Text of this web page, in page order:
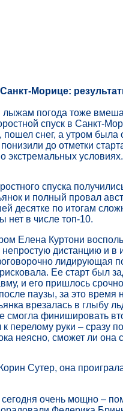
Морице:
погода тоже
спуск в Санкт-
пошел снег, а утром
до отметки
экстремальных условиях.
спуска
и полный провал
десятке по итогам
нет в числе топ-10.
Елена Куртони
дистанцию и в
лидирующая
Ее старт был
и его пришлось
паузы, за это время
врезалась в глыбу
смогла финишировать
перелому руки – сразу
неясно, сможет ли она
Сутер, она
очень мощно –